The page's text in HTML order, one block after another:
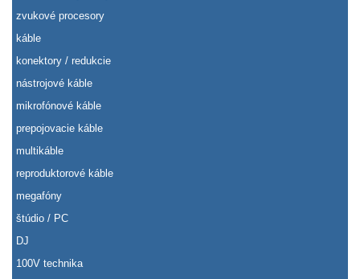
zvukové procesory
káble
konektory / redukcie
nástrojové káble
mikrofónové káble
prepojovacie káble
multikáble
reproduktorové káble
megafóny
štúdio / PC
DJ
100V technika